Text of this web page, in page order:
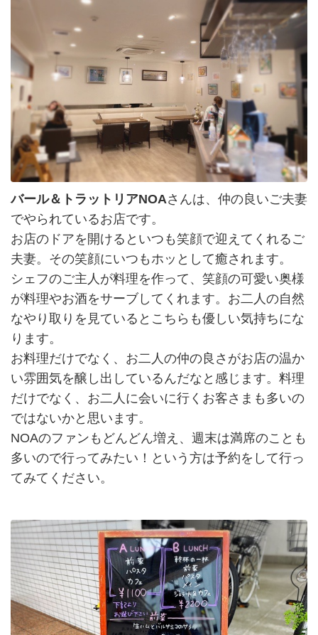
バール＆トラットリアNOAさんは、仲の良いご夫妻
でやられているお店です。
お店のドアを開けるといつも笑顔で迎えてくれるご
夫妻。その笑顔にいつもホッとして癒されます。
シェフのご主人が料理を作って、笑顔の可愛い奥様
が料理やお酒をサーブしてくれます。お二人の自然
なやり取りを見ているとこちらも優しい気持ちにな
ります。
お料理だけでなく、お二人の仲の良さがお店の温か
い雰囲気を醸し出しているんだなと感じます。料理
だけでなく、お二人に会いに行くお客さまも多いの
ではないかと思います。
NOAのファンもどんどん増え、週末は満席のことも
多いので行ってみたい！という方は予約をして行っ
てみてください。